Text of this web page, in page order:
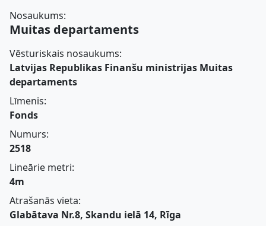
Nosaukums:
Muitas departaments
Vēsturiskais nosaukums:
Latvijas Republikas Finanšu ministrijas Muitas
departaments
Līmenis:
Fonds
Numurs:
2518
Lineārie metri:
4m
Atrašanās vieta:
Glabātava Nr.8, Skandu ielā 14, Rīga